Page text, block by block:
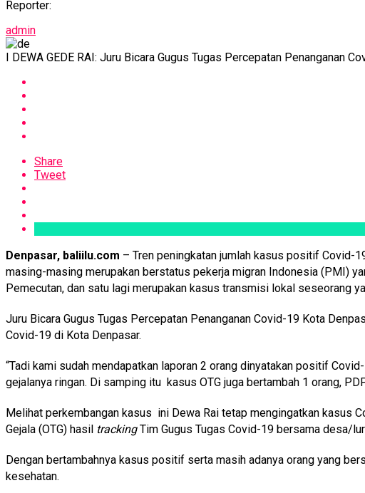
Reporter:
admin
I DEWA GEDE RAI: Juru Bicara Gugus Tugas Percepatan Penanganan
Share
Tweet
Denpasar, baliilu.com – Tren peningkatan jumlah kasus positif Covid-
masing-masing merupakan berstatus pekerja migran Indonesia (PMI)
Pemecutan, dan satu lagi merupakan kasus transmisi lokal seseorang
Juru Bicara Gugus Tugas Percepatan Penanganan Covid-19 Kota
Covid-19 di Kota Denpasar.
“Tadi kami sudah mendapatkan laporan 2 orang dinyatakan positif
gejalanya ringan. Di samping itu kasus OTG juga bertambah 1 orang,
Melihat perkembangan kasus ini Dewa Rai tetap mengingatkan kasus
Gejala (OTG) hasil trackingTim Gugus Tugas Covid-19 bersama desa/
Dengan bertambahnya kasus positif serta masih adanya orang yang
kesehatan.